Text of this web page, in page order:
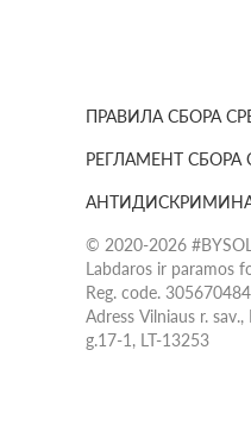
ПРАВИЛА СБОРА
РЕГЛАМЕНТ
© 2020-2026 #BYSOL
Labdaros ir paramos
Reg. code.
Adress Vilniaus r.
g.17-1, LT-13253